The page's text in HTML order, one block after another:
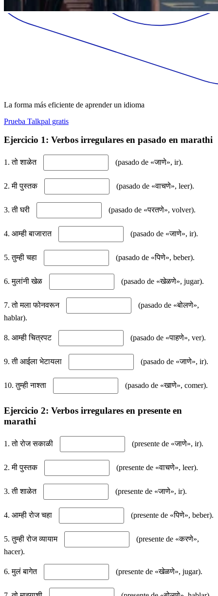
La forma más eficiente de aprender un idioma
Prueba Talkpal gratis
Ejercicio 1: Verbos irregulares en pasado en marathi
1. तो शाळेत (pasado de «जाणे», ir).
2. मी पुस्तक (pasado de «वाचणे», leer).
3. ती घरी (pasado de «परतणे», volver).
4. आम्ही बाजारात (pasado de «जाणे», ir).
5. तुम्ही चहा (pasado de «पिणे», beber).
6. मुलांनी खेळ (pasado de «खेळणे», jugar).
7. तो मला फोनवरून
(pasado de «बोलणे»,
hablar).
8. आम्ही चित्रपट (pasado de «पाहणे», ver).
9. ती आईला भेटायला (pasado de «जाणे», ir).
10. तुम्ही नाश्ता (pasado de «खाणे», comer).
Ejercicio 2: Verbos irregulares en presente en
marathi
1. तो रोज सकाळी (presente de «जाणे», ir).
2. मी पुस्तक (presente de «वाचणे», leer).
3. ती शाळेत (presente de «जाणे», ir).
4. आम्ही रोज चहा (presente de «पिणे», beber).
5. तुम्ही रोज व्यायाम
(presente de «करणे»,
hacer).
6. मुलं बागेत (presente de «खेळणे», jugar).